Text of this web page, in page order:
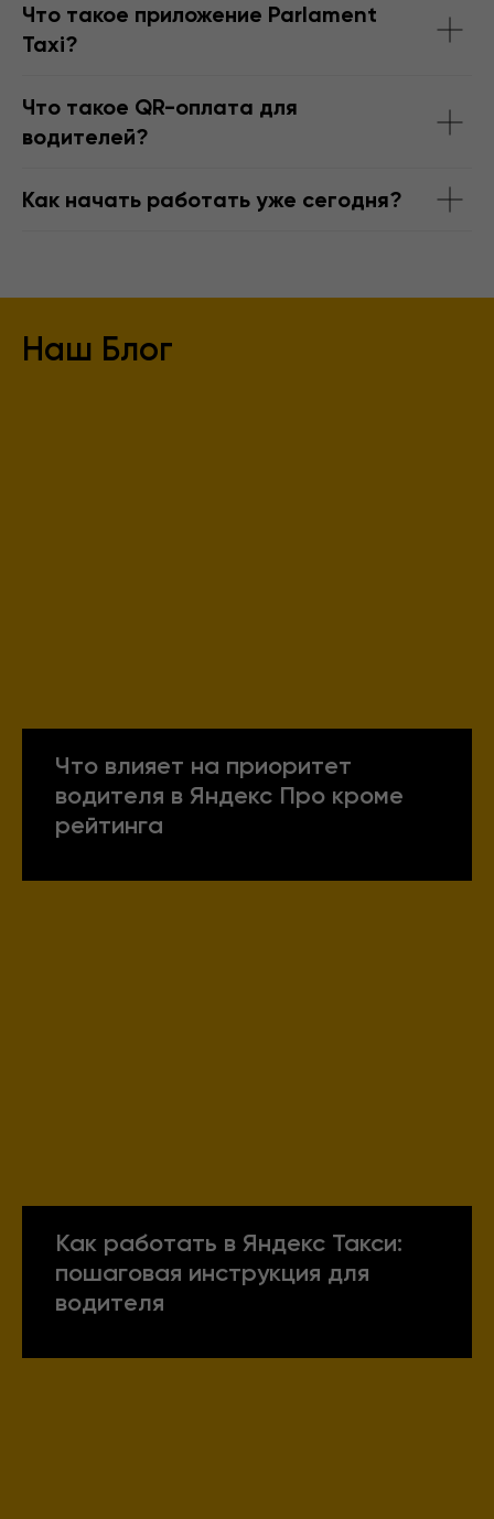
Что такое приложение Parlament
Taxi?
Что такое QR-оплата для
водителей?
Как начать работать уже сегодня?
Наш Блог
Что влияет на приоритет
водителя в Яндекс Про кроме
рейтинга
Как работать в Яндекс Такси:
пошаговая инструкция для
водителя